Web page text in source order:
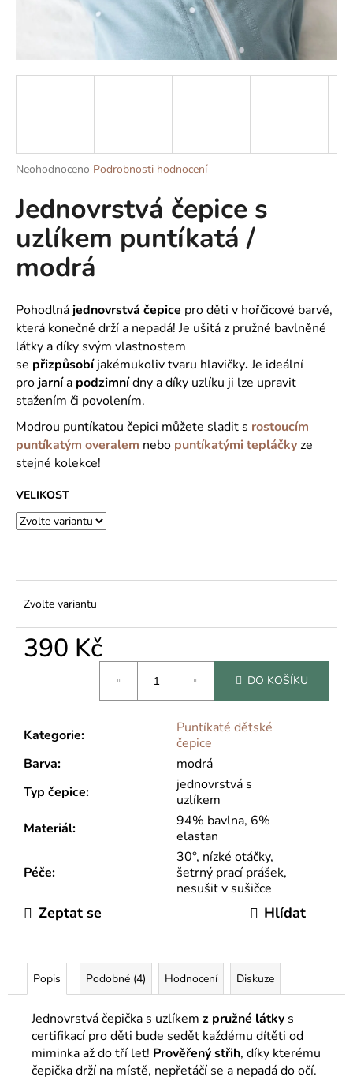
Průměrné
produktu
je
z
hvězdiček.
Neohodnoceno Podrobnosti hodnocení
Jednovrstvá čepice s
uzlíkem puntíkatá /
modrá
Pohodlná jednovrstvá čepice pro děti v hořčicové barvě,
která konečně drží a nepadá! Je ušitá z pružné bavlněné
látky a díky svým vlastnostem
se přizpůsobíjakémukoliv tvaru hlavičky.Je ideální
pro jarnía podzimnídny a díky uzlíku ji lze upravit
stažením či povolením.
Modrou puntíkatou čepici můžete sladit s rostoucím
puntíkatým overalem nebo puntíkatými tepláčkyze
stejné kolekce!
VELIKOST
Zvolte variantu
390 Kč
DO KOŠÍKU
Kategorie:
Puntíkaté dětské
čepice
Barva:
modrá
Typ čepice:
jednovrstvá s
uzlíkem
Materiál:
94% bavlna, 6%
elastan
Péče:
30°, nízké otáčky,
šetrný prací prášek,
nesušit v sušičce
Zeptat se Hlídat
Popis Podobné (4) Hodnocení Diskuze
Jednovrstvá čepička s uzlíkem z pružné látky s
certifikací pro děti bude sedět každému dítěti od
miminka až do tří let! Prověřený střih, díky kterému
čepička drží na místě, nepřetáčí se a nepadá do očí.
t
D
o
o
r
u
č
u
j
e
m
e